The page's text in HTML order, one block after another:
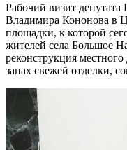
Рабочий визит
Владимира Кононова в
площадки, к которой
жителей села Большое
реконструкция
запах свежей отделки,